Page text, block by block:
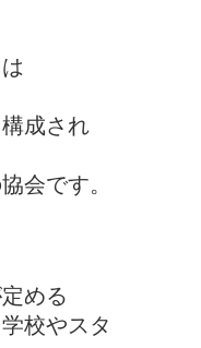
成され
会です。
める
校やスタ